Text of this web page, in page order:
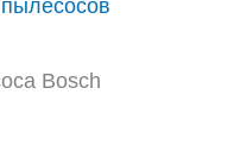
Bosch